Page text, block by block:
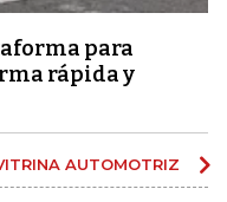
para
rápida y
AUTOMOTRIZ